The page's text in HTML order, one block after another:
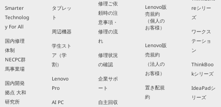
Smarter
Technolog
y For All
国内修理
体制
NECPC群
馬事業場
国内開発
拠点 大和
研究所
タブレッ
ト
周辺機器
学生スト
ア（学
割）
Lenovo
Pro
AI PC
修理ご依
頼時の注
意事項・
修理の流
れ
修理状況
の確認
企業サポ
ート
自主回収
Lenovo販
売規約
（個人の
お客様）
Lenovo販
売規約
（法人の
お客様）
置き配規
約
reシリー
ズ
ワークス
テーショ
ン
ThinkBoo
kシリーズ
IdeaPadシ
リーズ